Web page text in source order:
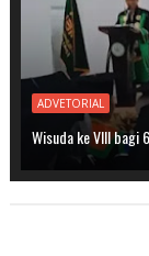
ADVETORIAL
Wisuda ke VIII bagi